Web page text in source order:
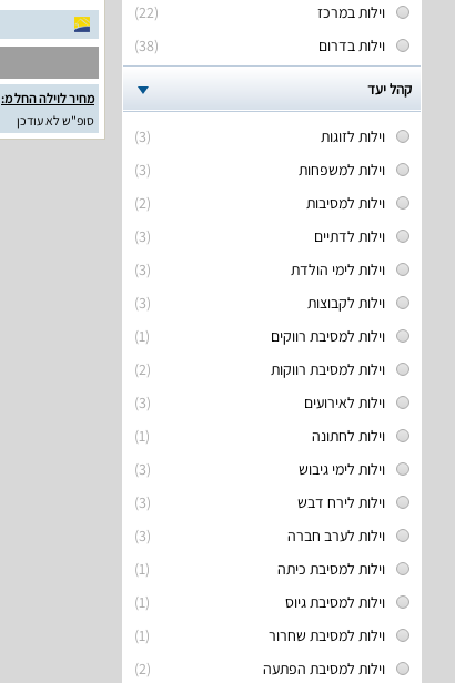
(22)
וילות במרכז
(38)
וילות בדרום
קהל יעד
(3)
וילות לזוגות
(3)
וילות למשפחות
(2)
וילות למסיבות
(3)
וילות לדתיים
(3)
וילות לימי הולדת
(3)
וילות לקבוצות
(1)
וילות למסיבת רווקים
(2)
וילות למסיבת רווקות
(3)
וילות לאירועים
(1)
וילות לחתונה
(3)
וילות לימי גיבוש
(3)
וילות לירח דבש
(3)
וילות לערב חברה
(1)
וילות למסיבת כיתה
(1)
וילות למסיבת גיוס
(1)
וילות למסיבת שחרור
(2)
וילות למסיבת הפתעה
מחיר לוילה החל מ:
סופ"ש לא עודכן